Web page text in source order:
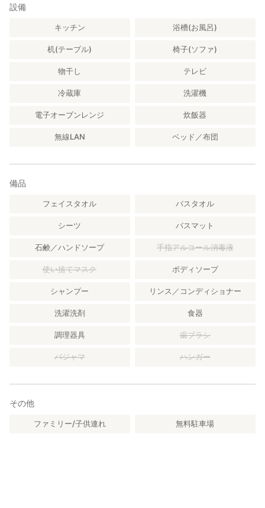
設備
キッチン 浴槽(お風呂)
机(テーブル) 椅子(ソファ)
物干し テレビ
冷蔵庫 洗濯機
電子オーブンレンジ 炊飯器
無線LAN ベッド／布団
備品
フェイスタオル バスタオル
シーツ バスマット
石鹸／ハンドソープ 手指アルコール消毒液
使い捨てマスク ボディソープ
シャンプー リンス／コンディショナー
洗濯洗剤 食器
調理器具 歯ブラシ
パジャマ ハンガー
その他
ファミリー/子供連れ 無料駐車場